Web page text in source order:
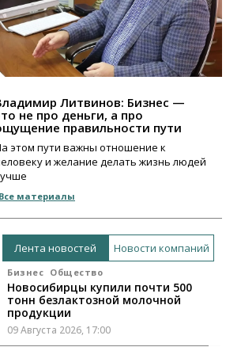
Литвинов: Бизнес —
не про деньги, а про
правильности пути
этом пути важны отношение к
и желание делать жизнь людей
Все материалы
Лента новостей Новости компаний
Бизнес Общество
Новосибирцы купили почти 500
тонн безлактозной молочной
продукции
09 Августа 2026, 17:00